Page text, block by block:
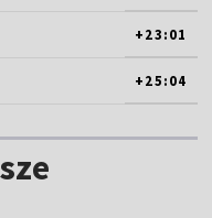
+23:01
+25:04